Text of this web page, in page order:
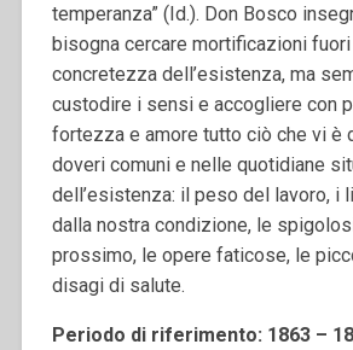
temperanza” (Id.). Don Bosco
bisogna cercare mortificazioni
concretezza dell’esistenza, ma
custodire i sensi e accogliere con
fortezza e amore tutto ciò che vi è
doveri comuni e nelle quotidiane
dell’esistenza: il peso del lavoro, i
dalla nostra condizione, le
prossimo, le opere faticose, le
disagi di salute.
Periodo di riferimento: 1863 –